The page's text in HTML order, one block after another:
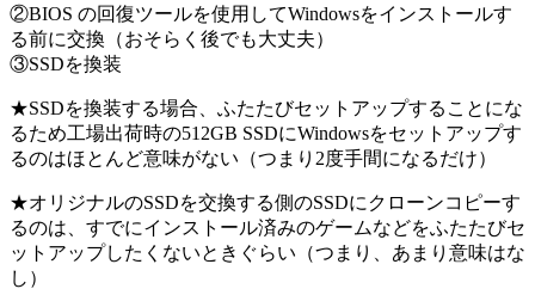
②BIOS の回復ツールを使用してWindowsをインストールす
る前に交換（おそらく後でも大丈夫）
③SSDを換装
★SSDを換装する場合、ふたたびセットアップすることにな
るため工場出荷時の512GB SSDにWindowsをセットアップす
るのはほとんど意味がない（つまり2度手間になるだけ）
★オリジナルのSSDを交換する側のSSDにクローンコピーす
るのは、すでにインストール済みのゲームなどをふたたびセ
ットアップしたくないときぐらい（つまり、あまり意味はな
し）